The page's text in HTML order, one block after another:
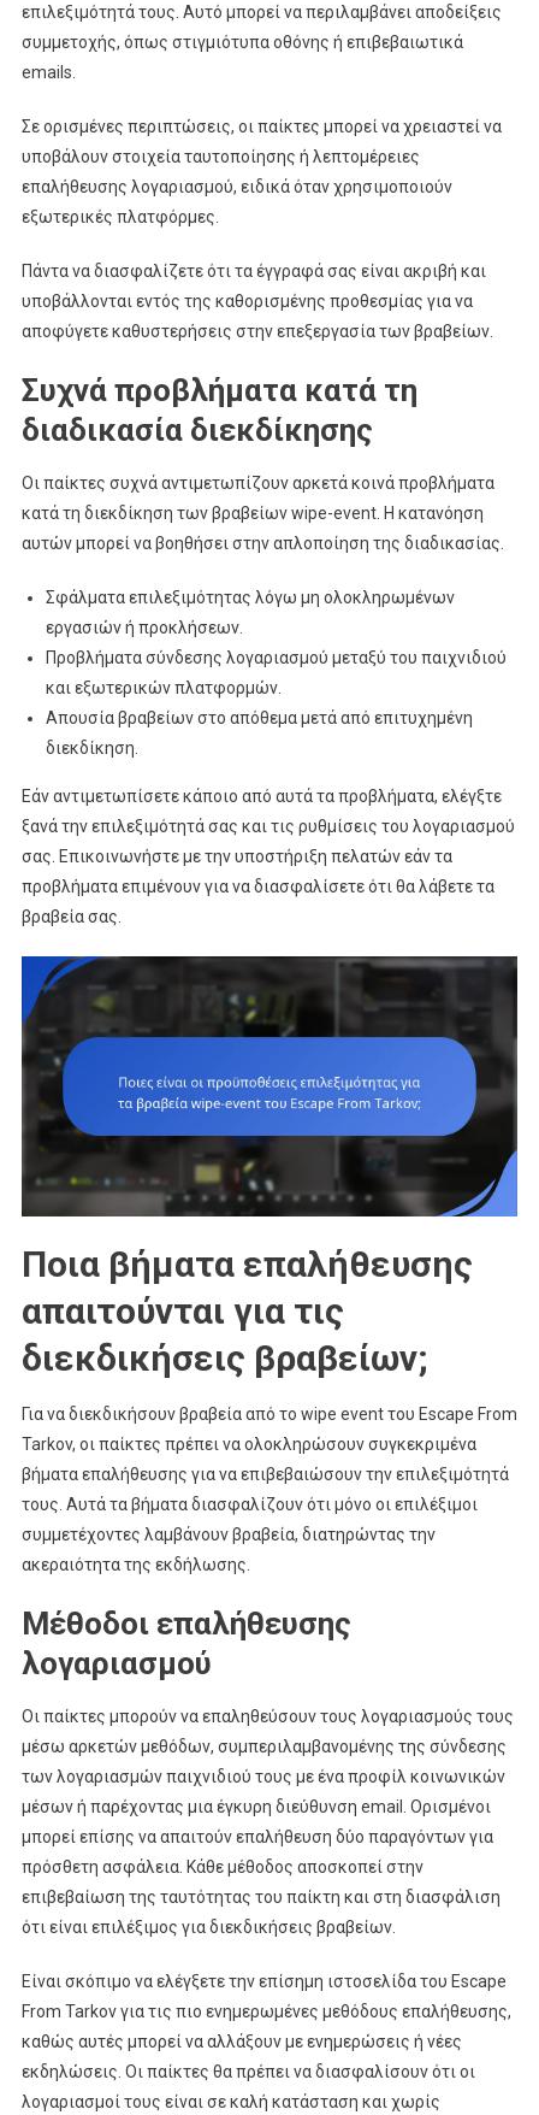
επιλεξιμότητά τους. Αυτό μπορεί να περιλαμβάνει αποδείξεις
συμμετοχής, όπως στιγμιότυπα οθόνης ή επιβεβαιωτικά
emails.
Σε ορισμένες περιπτώσεις, οι παίκτες μπορεί να χρειαστεί να
υποβάλουν στοιχεία ταυτοποίησης ή λεπτομέρειες
επαλήθευσης λογαριασμού, ειδικά όταν χρησιμοποιούν
εξωτερικές πλατφόρμες.
Πάντα να διασφαλίζετε ότι τα έγγραφά σας είναι ακριβή και
υποβάλλονται εντός της καθορισμένης προθεσμίας για να
αποφύγετε καθυστερήσεις στην επεξεργασία των βραβείων.
Συχνά προβλήματα κατά τη
διαδικασία διεκδίκησης
Οι παίκτες συχνά αντιμετωπίζουν αρκετά κοινά προβλήματα
κατά τη διεκδίκηση των βραβείων wipe-event. Η κατανόηση
αυτών μπορεί να βοηθήσει στην απλοποίηση της διαδικασίας.
Σφάλματα επιλεξιμότητας λόγω μη ολοκληρωμένων
εργασιών ή προκλήσεων.
Προβλήματα σύνδεσης λογαριασμού μεταξύ του παιχνιδιού
και εξωτερικών πλατφορμών.
Απουσία βραβείων στο απόθεμα μετά από επιτυχημένη
διεκδίκηση.
Εάν αντιμετωπίσετε κάποιο από αυτά τα προβλήματα, ελέγξτε
ξανά την επιλεξιμότητά σας και τις ρυθμίσεις του λογαριασμού
σας. Επικοινωνήστε με την υποστήριξη πελατών εάν τα
προβλήματα επιμένουν για να διασφαλίσετε ότι θα λάβετε τα
βραβεία σας.
Ποια βήματα επαλήθευσης
απαιτούνται για τις
διεκδικήσεις βραβείων;
Για να διεκδικήσουν βραβεία από το wipe event του Escape From
Tarkov, οι παίκτες πρέπει να ολοκληρώσουν συγκεκριμένα
βήματα επαλήθευσης για να επιβεβαιώσουν την επιλεξιμότητά
τους. Αυτά τα βήματα διασφαλίζουν ότι μόνο οι επιλέξιμοι
συμμετέχοντες λαμβάνουν βραβεία, διατηρώντας την
ακεραιότητα της εκδήλωσης.
Μέθοδοι επαλήθευσης
λογαριασμού
Οι παίκτες μπορούν να επαληθεύσουν τους λογαριασμούς τους
μέσω αρκετών μεθόδων, συμπεριλαμβανομένης της σύνδεσης
των λογαριασμών παιχνιδιού τους με ένα προφίλ κοινωνικών
μέσων ή παρέχοντας μια έγκυρη διεύθυνση email. Ορισμένοι
μπορεί επίσης να απαιτούν επαλήθευση δύο παραγόντων για
πρόσθετη ασφάλεια. Κάθε μέθοδος αποσκοπεί στην
επιβεβαίωση της ταυτότητας του παίκτη και στη διασφάλιση
ότι είναι επιλέξιμος για διεκδικήσεις βραβείων.
Είναι σκόπιμο να ελέγξετε την επίσημη ιστοσελίδα του Escape
From Tarkov για τις πιο ενημερωμένες μεθόδους επαλήθευσης,
καθώς αυτές μπορεί να αλλάξουν με ενημερώσεις ή νέες
εκδηλώσεις. Οι παίκτες θα πρέπει να διασφαλίσουν ότι οι
λογαριασμοί τους είναι σε καλή κατάσταση και χωρίς